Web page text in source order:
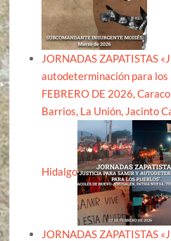
JORNADAS ZAPATISTAS
autodeterminación para los
FEBRERO DE 2026,
Barrios, La Unión, Jacinto
Hidalgo
JORNADAS ZAPATISTAS